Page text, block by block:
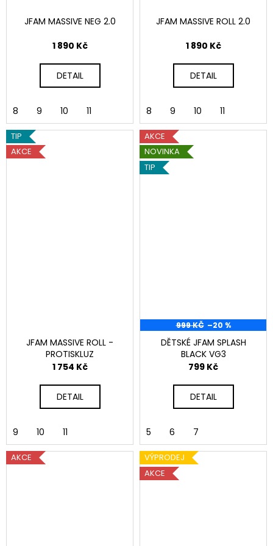
JFAM MASSIVE NEG 2.0
1 890 Kč
DETAIL
8 9 10 11
JFAM MASSIVE ROLL 2.0
1 890 Kč
DETAIL
8 9 10 11
TIP
AKCE
JFAM MASSIVE ROLL -
PROTISKLUZ
1 754 Kč
DETAIL
9 10 11
AKCE
NOVINKA
TIP
999 KČ –20 %
DĚTSKÉ JFAM SPLASH
BLACK VG3
799 Kč
DETAIL
5 6 7
AKCE
VÝPRODEJ
AKCE